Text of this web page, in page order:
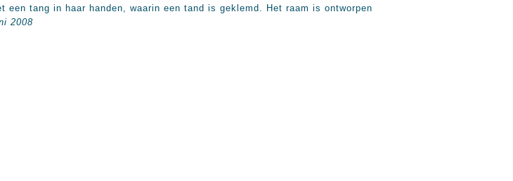
tang in haar handen, waarin een tand is geklemd. Het raam is ontworpen
2008